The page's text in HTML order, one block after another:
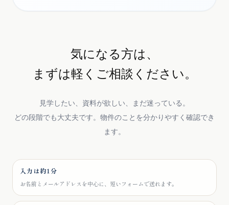
気になる方は、
まずは軽くご相談ください。
見学したい、資料が欲しい、まだ迷っている。
どの段階でも大丈夫です。物件のことを分かりやすく確認でき
ます。
入力は約1分
お名前とメールアドレスを中心に、短いフォームで送れます。